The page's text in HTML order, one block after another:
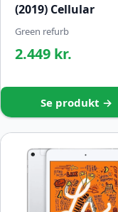
(2019) Cellular
Green refurb
2.449 kr.
Se produkt →